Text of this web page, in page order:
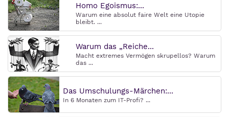
Homo Egoismus:...
Warum eine absolut faire Welt eine Utopie
bleibt. ...
Warum das „Reiche...
Macht extremes Vermögen skrupellos? Warum
das ...
Das Umschulungs-Märchen:...
In 6 Monaten zum IT-Profi? ...